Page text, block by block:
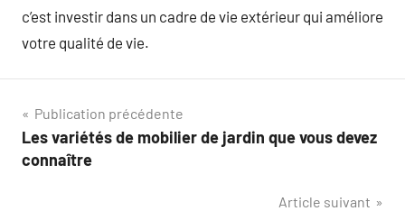
c’est investir dans un cadre de vie extérieur qui améliore
votre qualité de vie.
Navigation
de
Publication précédente
Les variétés de mobilier de jardin que vous devez
connaître
Article suivant